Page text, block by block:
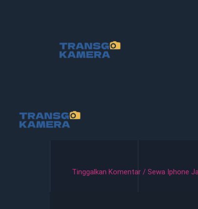
Tinggalkan Komentar / Sewa Iphone